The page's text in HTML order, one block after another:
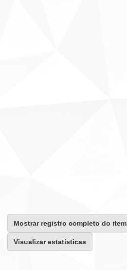
Mostrar registro completo do item
Visualizar estatísticas